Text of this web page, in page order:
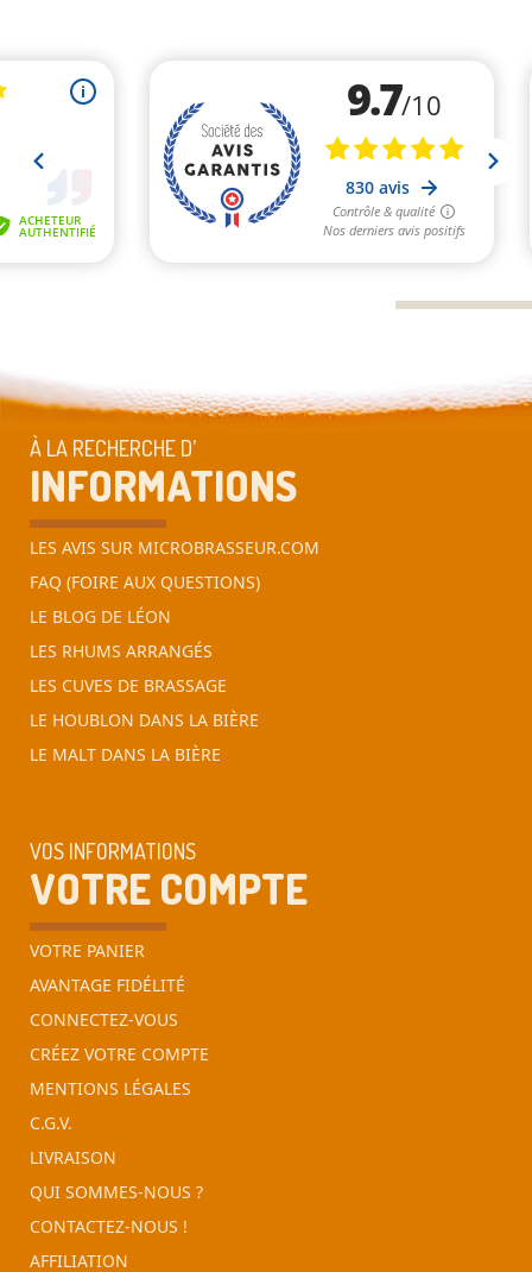
À LA RECHERCHE D’
INFORMATIONS
LES AVIS SUR MICROBRASSEUR.COM
FAQ (FOIRE AUX QUESTIONS)
LE BLOG DE LÉON
LES RHUMS ARRANGÉS
LES CUVES DE BRASSAGE
LE HOUBLON DANS LA BIÈRE
LE MALT DANS LA BIÈRE
VOS INFORMATIONS
VOTRE COMPTE
VOTRE PANIER
AVANTAGE FIDÉLITÉ
CONNECTEZ-VOUS
CRÉEZ VOTRE COMPTE
MENTIONS LÉGALES
C.G.V.
LIVRAISON
QUI SOMMES-NOUS ?
CONTACTEZ-NOUS !
AFFILIATION